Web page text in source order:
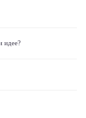
идее?